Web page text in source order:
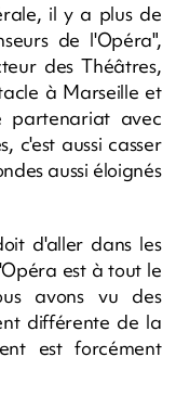
il y a plus de
de l'Opéra",
des Théâtres,
à Marseille et
partenariat avec
c'est aussi casser
aussi éloignés
d'aller dans les
est à tout le
avons vu des
différente de la
est forcément